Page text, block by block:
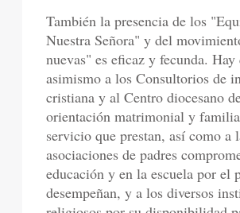
También la presencia de los
Nuestra Señora" y del
nuevas" es eficaz y fecunda.
asimismo a los Consultorios de
cristiana y al Centro diocesano
orientación matrimonial y
servicio que prestan, así como a
asociaciones de padres
educación y en la escuela por el
desempeñan, y a los diversos